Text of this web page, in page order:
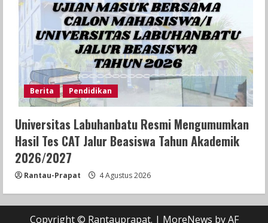
Berita Pendidikan
Universitas Labuhanbatu Resmi Mengumumkan
Hasil Tes CAT Jalur Beasiswa Tahun Akademik
2026/2027
Rantau-Prapat 4 Agustus 2026
Copyright © Rantauprapat. | MoreNews by AF